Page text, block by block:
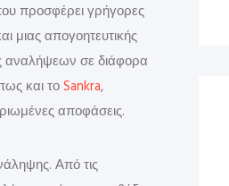
προσφέρει γρήγορες
μιας απογοητευτικής
αναλήψεων σε διάφορα
και τοSankra,
αποφάσεις.
Από τις